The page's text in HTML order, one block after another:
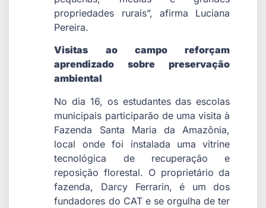
propriedades rurais”, afirma Luciana
Pereira.
Visitas ao campo reforçam
aprendizado sobre preservação
ambiental
No dia 16, os estudantes das escolas
municipais participarão de uma visita à
Fazenda Santa Maria da Amazônia,
local onde foi instalada uma vitrine
tecnológica de recuperação e
reposição florestal. O proprietário da
fazenda, Darcy Ferrarin, é um dos
fundadores do CAT e se orgulha de ter